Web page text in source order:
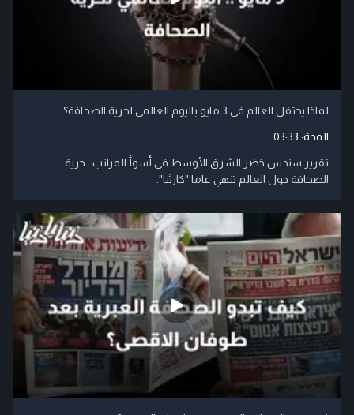
لماذا يحتفل العالم في 3 مايو باليوم العالمي لحرية الصحافة؟
المدة: 03:33
تقرير سندس خضر الشرق الأوسط في أسوأ المراتب.. حرية
الصحافة حول العالم تنهي عاما "كارثيا".